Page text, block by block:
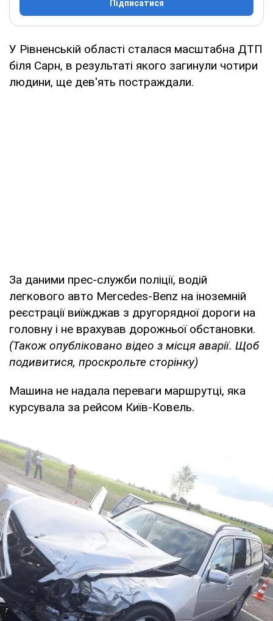
Підписатися
У Рівненській області сталася масштабна ДТП
біля Сарн, в результаті якого загинули чотири
людини, ще дев'ять постраждали.
За даними прес-служби поліції, водій
легкового авто Mercedes-Benz на іноземній
реєстрації виїжджав з другорядної дороги на
головну і не врахував дорожньої обстановки.
(Також опубліковано відео з місця аварії. Щоб
подивитися, проскрольте сторінку)
Машина не надала переваги маршрутці, яка
курсувала за рейсом Київ-Ковель.